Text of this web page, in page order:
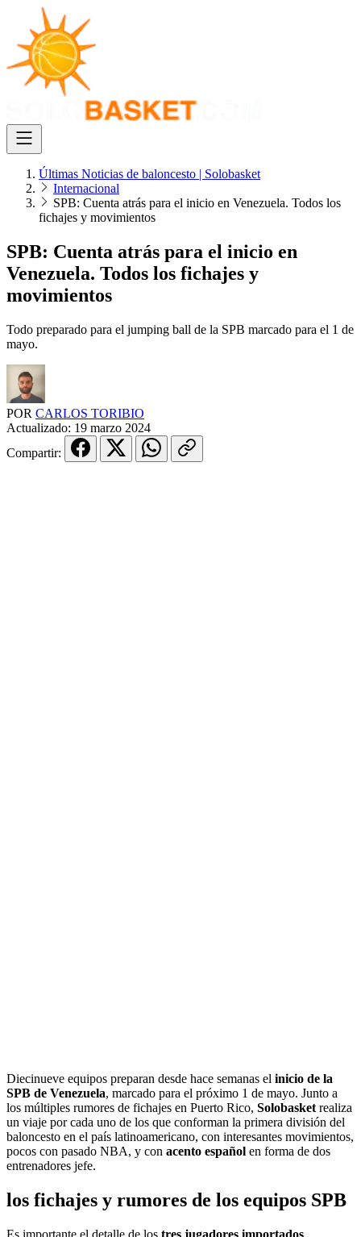
Últimas Noticias de baloncesto | Solobasket
Internacional
SPB: Cuenta atrás para el inicio en Venezuela. Todos los
fichajes y movimientos
SPB: Cuenta atrás para el inicio en
Venezuela. Todos los fichajes y
movimientos
Todo preparado para el jumping ball de la SPB marcado para el 1 de
mayo.
POR CARLOS TORIBIO
Actualizado: 19 marzo 2024
Compartir:
Diecinueve equipos preparan desde hace semanas el inicio de la
SPB de Venezuela, marcado para el próximo 1 de mayo. Junto a
los múltiples rumores de fichajes en Puerto Rico, Solobasket realiza
un viaje por cada uno de los que conforman la primera división del
baloncesto en el país latinoamericano, con interesantes movimientos,
pocos con pasado NBA, y con acento español en forma de dos
entrenadores jefe.
los fichajes y rumores de los equipos SPB
Es importante el detalle de los tres jugadores importados,